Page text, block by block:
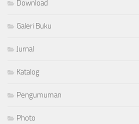
Download
Galeri Buku
Jurnal
Katalog
Pengumuman
Photo